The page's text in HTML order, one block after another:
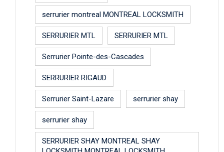
serrurier montreal MONTREAL LOCKSMITH
SERRURIER MTL SERRURIER MTL
Serrurier Pointe-des-Cascades
SERRURIER RIGAUD
Serrurier Saint-Lazare serrurier shay
serrurier shay
SERRURIER SHAY MONTREAL SHAY